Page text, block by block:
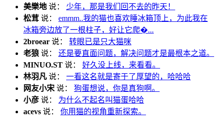
美樂地 说： 少年，那是我们回不去的昨天！
松茸 说： emmm..我的猫也喜欢睡冰箱顶上，为此我在
冰箱旁边放了一根柱子，好让它爬�...
2broear 说： 转眼已是只大猫咪
老狼 说： 还是要直面问题，解决问题才是最根本之道。
MINUO.ST 说： 好久没上线，来看看。
林羽凡 说： 一看这名就是寄于了厚望的，哈哈哈
网友小宋 说： 狗蛋想说，你是真狗啊。
小彦 说： 为什么不起名叫猫蛋哈哈
acevs 说： 你用猫的视角重新探索。